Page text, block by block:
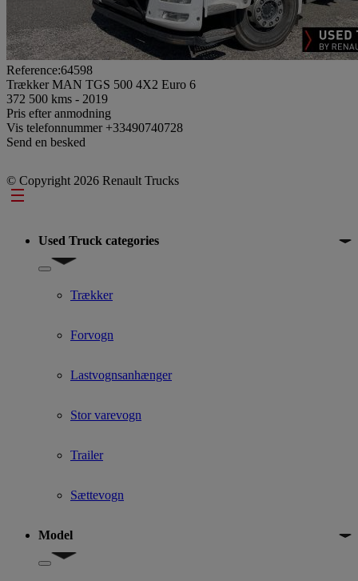
Reference:64598
Trækker MAN TGS 500 4X2 Euro 6
372 500 kms - 2019
Pris efter anmodning
Vis telefonnummer +33490740728
Send en besked
© Copyright 2026 Renault Trucks
Footer
Used Truck categories
Show submenu for Used Truck categories
Trækker
Forvogn
Lastvognsanhænger
Stor varevogn
Trailer
Sættevogn
Model
Show submenu for Model